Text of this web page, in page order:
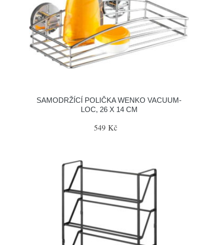
SAMODRŽÍCÍ POLIČKA WENKO VACUUM-
LOC, 26 X 14 CM
549 Kč